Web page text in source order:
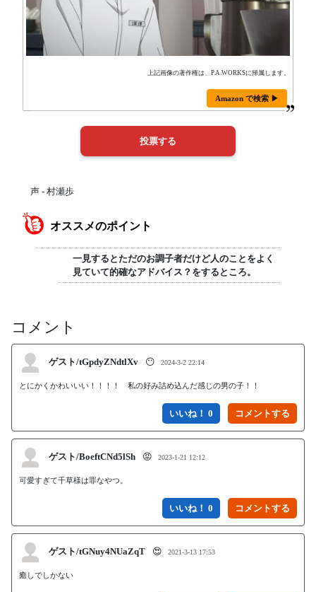
上記画像の著作権は、P.A.WORKSに帰属します。
Amazon で検索 ▶
声 - 村瀬歩
オススメのポイント
一見するとただのお調子者だけど人のことをよく
見ていて的確なアドバイス？をするところ。
コメント
ゲスト/tGpdyZNdtlXv 😶 2024-3-2 22:14
とにかくかわいいい！！！！　私の好み詰め込んだ感じの男の子！！
いいね！ 0
ゲスト/BoeftCNd5lSh 😡 2023-1-21 12:12
可愛すぎて千草様は罪なやつ。
いいね！ 0
ゲスト/tGNuy4NUaZqT 😍 2021-3-13 17:53
癒しでしかない